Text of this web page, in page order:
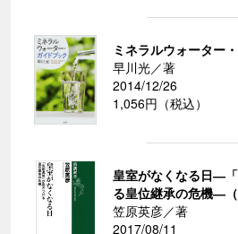
ミネラルウォーター
早川光／著
2014/12/26
1,056円（税込）
皇室がなくなる日―
る皇位継承の危機―（
笠原英彦／著
2017/08/11